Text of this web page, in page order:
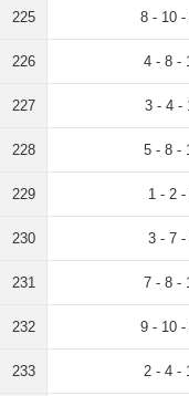
225 8 - 10 -
226 4 - 8 -
227 3 - 4 -
228 5 - 8 -
229 1 - 2 -
230 3 - 7 -
231 7 - 8 -
232 9 - 10 -
233 2 - 4 -